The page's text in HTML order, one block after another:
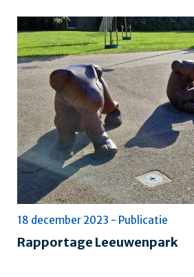
Rapportage Leeuwenpark
18 december 2023 - Publicatie